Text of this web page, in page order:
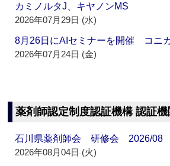
カミノルタJ、キヤノンMS
2026年07月29日 (水)
8月26日にAIセミナーを開催 コニ
2026年07月24日 (金)
薬剤師認定制度認証機構 認証
石川県薬剤師会 研修会 2026/08
2026年08月04日 (火)